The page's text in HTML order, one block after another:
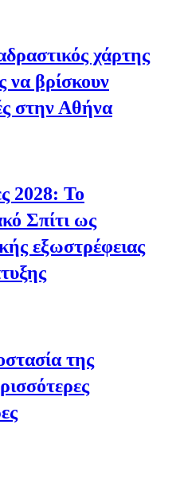
χάρτης
να βρίσκουν
στην Αθήνα
2028: Το
Σπίτι ως
εξωστρέφειας
της